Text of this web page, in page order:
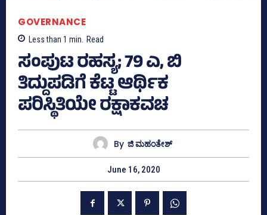
GOVERNANCE
Less than 1 min. Read
ಸಂಪುಟ ರಹಸ್ಯ; 79 ಎ, ಬಿ
ತಿದ್ದುಪಡಿಗೆ ಕೆಟ್ಟ ಆರ್ಥಿಕ
ಪರಿಸ್ಥಿತಿಯೇ ರಕ್ಷಾಕವಚ
By ಜಿ ಮಹಂತೇಶ್
June 16, 2020